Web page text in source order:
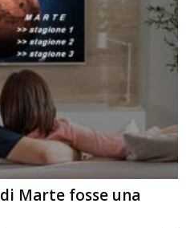
Marte fosse una